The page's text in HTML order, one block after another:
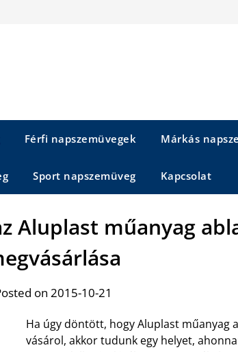
Férfi napszemüvegek Márkás
Sport napszemüveg Kapcsolat
Aluplast műanyag
on 2015-10-21
Ha úgy döntött, hogy Aluplast műanyag
vásárol, akkor tudunk egy helyet,